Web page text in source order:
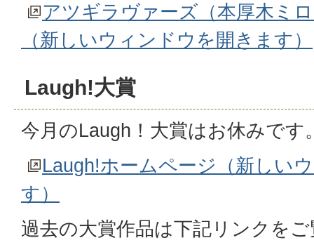
アツギラヴァーズ（本厚木ミ
（新しいウィンドウを開きます）
Laugh!大賞
今月のLaugh！大賞はお休みです
Laugh!ホームページ（新しい
す）
過去の大賞作品は下記リンクを